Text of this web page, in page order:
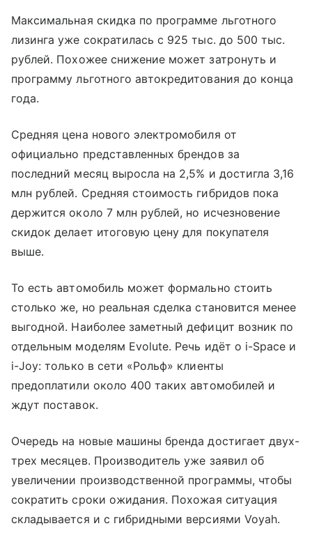
Максимальная скидка по программе льготного
лизинга уже сократилась с 925 тыс. до 500 тыс.
рублей. Похожее снижение может затронуть и
программу льготного автокредитования до конца
года.
Средняя цена нового электромобиля от
официально представленных брендов за
последний месяц выросла на 2,5% и достигла 3,16
млн рублей. Средняя стоимость гибридов пока
держится около 7 млн рублей, но исчезновение
скидок делает итоговую цену для покупателя
выше.
То есть автомобиль может формально стоить
столько же, но реальная сделка становится менее
выгодной. Наиболее заметный дефицит возник по
отдельным моделям Evolute. Речь идёт о i-Space и
i-Joy: только в сети «Рольф» клиенты
предоплатили около 400 таких автомобилей и
ждут поставок.
Очередь на новые машины бренда достигает двух-
трех месяцев. Производитель уже заявил об
увеличении производственной программы, чтобы
сократить сроки ожидания. Похожая ситуация
складывается и с гибридными версиями Voyah.